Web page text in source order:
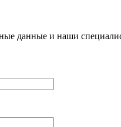
данные и наши